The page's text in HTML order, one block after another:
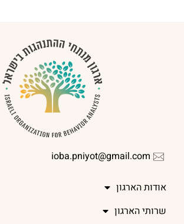
ioba.pniyot@gmail.com
אודות הארגון
שרותי הארגון